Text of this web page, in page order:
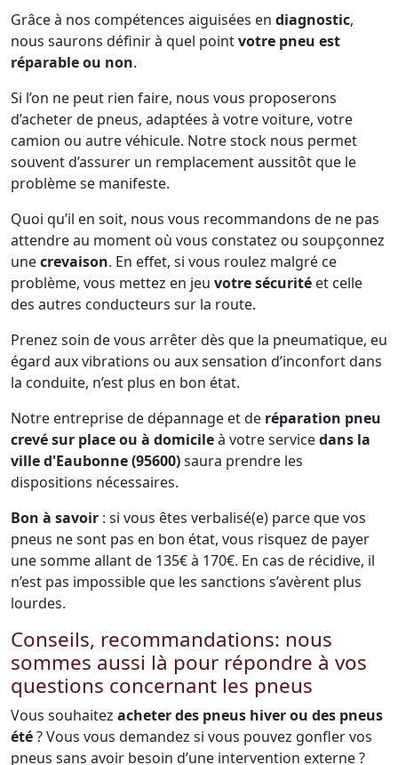
Grâce à nos compétences aiguisées en diagnostic,
nous saurons définir à quel pointvotre pneu est
réparable ou non.
Si l’on ne peut rien faire, nous vous proposerons
d’acheter de pneus, adaptées à votre voiture, votre
camion ou autre véhicule. Notre stock nous permet
souvent d’assurer un remplacement aussitôt que le
problème se manifeste.
Quoi qu’il en soit, nous vous recommandons de ne pas
attendre au moment où vous constatez ou soupçonnez
unecrevaison. En effet, si vous roulez malgré ce
problème, vous mettez en jeu votre sécurité et celle
des autres conducteurs sur la route.
Prenez soin de vous arrêter dès que la pneumatique, eu
égard aux vibrations ou aux sensation d’inconfort dans
la conduite, n’est plus en bon état.
Notre entreprise de dépannage et de réparation pneu
crevé sur place ou à domicileà votre servicedans la
ville d'Eaubonne (95600)saura prendre les
dispositions nécessaires.
Bon à savoir : si vous êtes verbalisé(e) parce que vos
pneus ne sont pas en bon état, vous risquez de payer
une somme allant de 135€ à 170€. En cas de récidive, il
n’est pas impossible que les sanctions s’avèrent plus
lourdes.
Conseils, recommandations: nous
sommes aussi là pour répondre à vos
questions concernant les pneus
Vous souhaitez acheter des pneus hiver ou des pneus
été? Vous vous demandez si vous pouvez gonfler vos
pneus sans avoir besoin d’une intervention externe ?